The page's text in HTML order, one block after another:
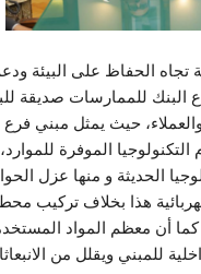
تجاه الحفاظ على البيئة
للممارسات صديقة
حيث يمثل مبني
الموفرة
الحديثة و منها عزل
كما أن معظم المواد
للمبني ويقلل من